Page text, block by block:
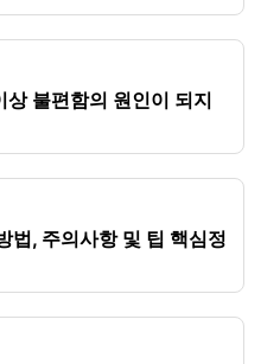
불편함의 원인이 되지
법, 주의사항 및 팁 핵심정